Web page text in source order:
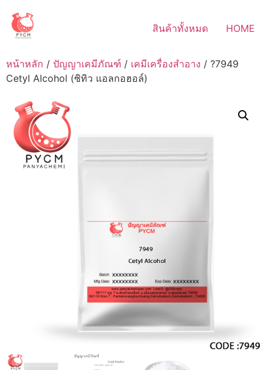
content
สินค้าทั้งหมด HOME
หน้าหลัก / ปัญญาเคมีภัณฑ์ / เคมีเครื่องสำอาง / ?7949
Cetyl Alcohol (ซิทิว แอลกอฮอล์)